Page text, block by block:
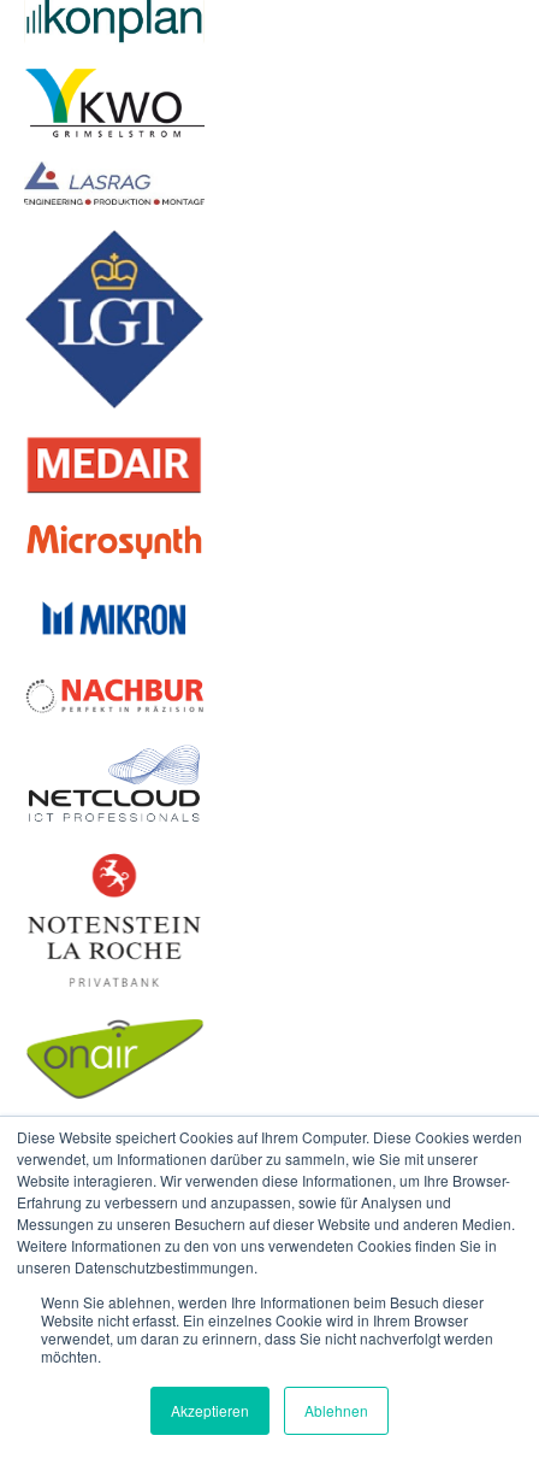
Diese Website speichert Cookies auf Ihrem Computer. Diese Cookies werden
verwendet, um Informationen darüber zu sammeln, wie Sie mit unserer
Website interagieren. Wir verwenden diese Informationen, um Ihre Browser-
Erfahrung zu verbessern und anzupassen, sowie für Analysen und
Messungen zu unseren Besuchern auf dieser Website und anderen Medien.
Weitere Informationen zu den von uns verwendeten Cookies finden Sie in
unseren Datenschutzbestimmungen.
Wenn Sie ablehnen, werden Ihre Informationen beim Besuch dieser
Website nicht erfasst. Ein einzelnes Cookie wird in Ihrem Browser
verwendet, um daran zu erinnern, dass Sie nicht nachverfolgt werden
möchten.
Akzeptieren Ablehnen